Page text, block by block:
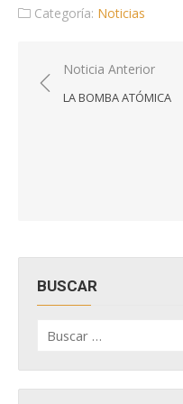
Categoría: Noticias
Navegación
de
Noticia Anterior
LA BOMBA ATÓMICA
BUSCAR
por: